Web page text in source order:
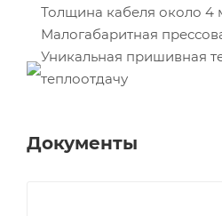
Толщина кабеля около 4
Малогабаритная
Уникальная пришивная
теплоотдачу
Документы